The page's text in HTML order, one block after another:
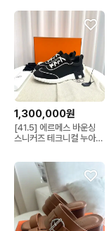
1,300,000원
[41.5] 에르메스 바운싱
스니커즈 테크니컬 누아